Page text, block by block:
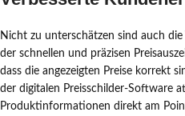
Nicht zu unterschätzen sind auch
der schnellen und präzisen
dass die angezeigten Preise korrekt
der digitalen Preisschilder-Software
Produktinformationen direkt am